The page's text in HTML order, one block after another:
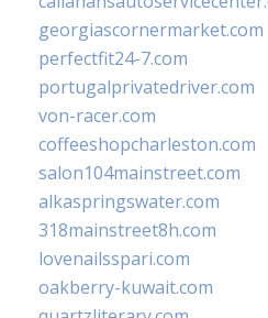
georgiascornermarket.com
perfectfit24-7.com
portugalprivatedriver.com
von-racer.com
coffeeshopcharleston.com
salon104mainstreet.com
alkaspringswater.com
318mainstreet8h.com
lovenailsspari.com
oakberry-kuwait.com